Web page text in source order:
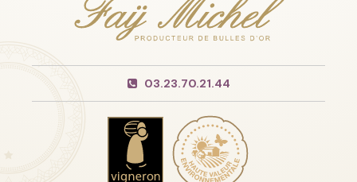
03.23.70.21.44